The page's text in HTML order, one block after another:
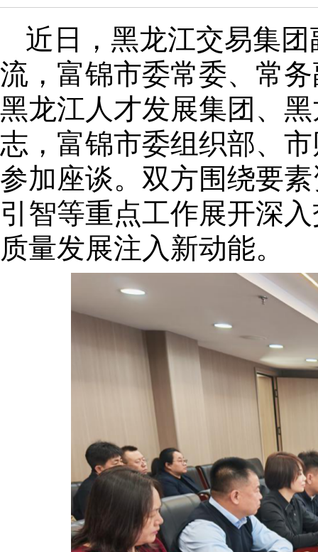
近日，黑龙江交易集
流，富锦市委常委、常
黑龙江人才发展集团、
志，富锦市委组织部、
参加座谈。双方围绕要
引智等重点工作展开深
质量发展注入新动能。